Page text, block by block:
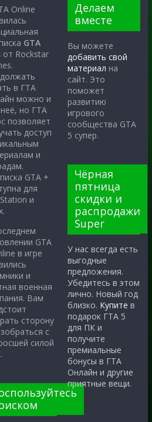
Online
GTA
от Rockstar
в ГТА
можно и
но ГТА
позволяет
доступ
и
GTA +
для
и
GTA
в игре
и
военная
Вам
сторону
с
силой
Делаем
вместе
Вы можете
добавить свой
материал на
сайт. Это
поможет
развитию
игрового
сообщества GTA
5 супер.
Чёрная
пятница
скидки и
распродажи
Super
У нас всегда есть
выгодные
предложения.
Убедитесь в этом
лично. Новый год
близко. Купите в
подарок ГТА 5
для ПК и
получите
премиальные
бонусы в ГТА
Онлайн и другие
приятные вещи.